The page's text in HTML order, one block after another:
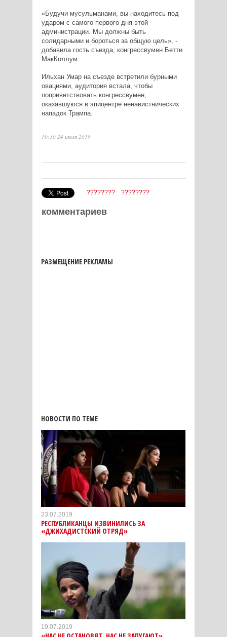
«Будучи мусульманами, вы находитесь под
ударом с самого первого дня этой
администрации. Мы должны быть
солидарными и бороться за общую цель», -
добавила гость съезда, конгрессвумен Бетти
МакКоллум.
Ильхан Умар на съезде встретили бурными
овациями, аудитория встала, чтобы
поприветствовать конгрессвумен,
оказавшуюся в эпицентре ненавистнических
нападок Трампа.
10:30 24 июля 2019
???????? ????????
комментариев
РАЗМЕЩЕНИЕ РЕКЛАМЫ
НОВОСТИ ПО ТЕМЕ
23.07.2019
РЕСПУБЛИКАНЦЫ ИЗВИНИЛИСЬ ЗА
«ДЖИХАДИСТСКИЙ ОТРЯД»
19.07.2019